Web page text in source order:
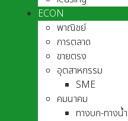
ECON
พาณิชย์
การตลาด
ขายตรง
อุตสาหกรรม
SME
คมนาคม
ทางบก-ทางน้ำ